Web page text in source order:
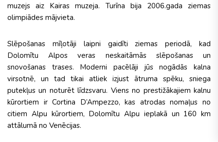
muzejs aiz Kairas muzeja. Turīna bija 2006.gada ziemas
olimpiādes mājvieta.
Slēpošanas mīļotāji laipni gaidīti ziemas periodā, kad
Dolomītu Alpos veras neskaitāmās slēpošanas un
snovošanas trases. Moderni pacēlāji jūs nogādās kalna
virsotnē, un tad tikai atliek izjust ātruma spēku, sniega
putekļus un noturēt līdzsvaru. Viens no prestižākajiem kalnu
kūrortiem ir Cortina D’Ampezzo, kas atrodas nomaļus no
citiem Alpu kūrortiem, Dolomītu Alpu ieplakā un 160 km
attālumā no Venēcijas.